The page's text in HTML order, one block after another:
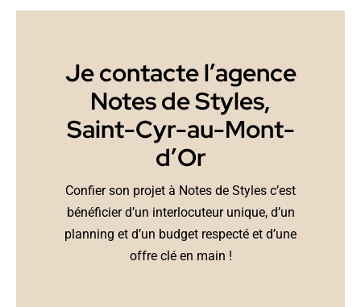
Je contacte l’agence
Notes de Styles,
Saint-Cyr-au-Mont-
d’Or
Confier son projet à Notes de Styles c’est
bénéficier d’un interlocuteur unique, d’un
planning et d’un budget respecté et d’une
offre clé en main !